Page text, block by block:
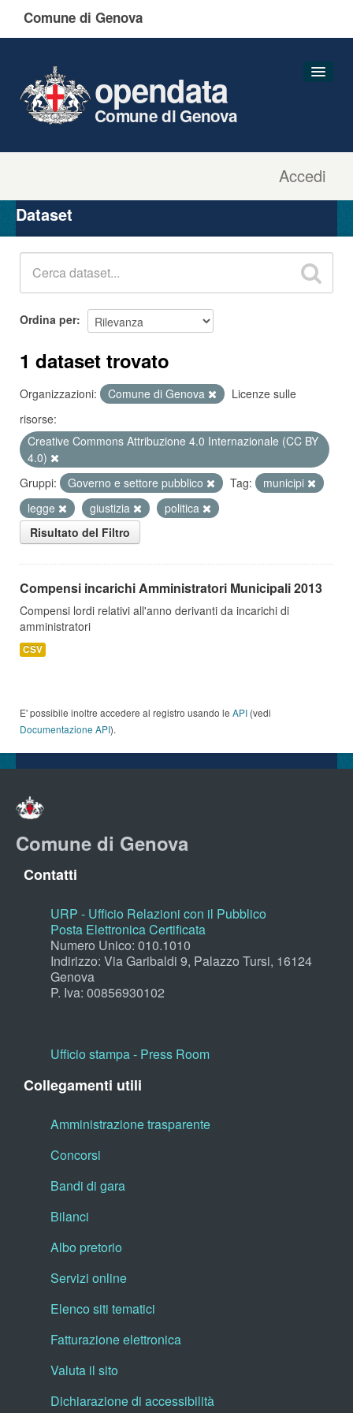
Comune di Genova
Accedi
opendata
Comune di Genova
Organizzazioni
Gruppi
Dataset
Ordina per
1 dataset trovato
Organizzazioni: Comune di Genova
Licenze sulle
risorse:
Creative Commons Attribuzione 4.0 Internazionale (CC BY
4.0)
Gruppi:
Governo e settore pubblico Tag:
municipi
legge
giustizia
politica
Risultato del Filtro
Compensi incarichi Amministratori Municipali 2013
Compensi lordi relativi all'anno derivanti da incarichi di
amministratori
CSV
E' possibile inoltre accedere al registro usando le API (vedi
Documentazione API).
Comune di Genova
Contatti
URP - Ufficio Relazioni con il Pubblico
Posta Elettronica Certificata
Numero Unico: 010.1010
Indirizzo: Via Garibaldi 9, Palazzo Tursi, 16124
Genova
P. Iva: 00856930102
Ufficio stampa - Press Room
Collegamenti utili
Amministrazione trasparente
Concorsi
Bandi di gara
Bilanci
Albo pretorio
Servizi online
Elenco siti tematici
Fatturazione elettronica
Valuta il sito
Dichiarazione di accessibilità